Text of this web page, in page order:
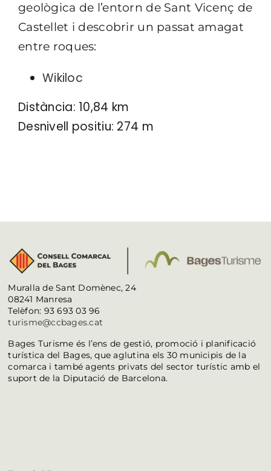
geològica de l’entorn de Sant Vicenç de
Castellet i descobrir un passat amagat
entre roques:
Wikiloc
Distància: 10,84 km
Desnivell positiu: 274 m
Muralla de Sant Domènec, 24
08241 Manresa
Telèfon: 93 693 03 96
turisme@ccbages.cat
Bages Turisme és l’ens de gestió, promoció i planificació
turística del Bages, que aglutina els 30 municipis de la
comarca i també agents privats del sector turístic amb el
suport de la Diputació de Barcelona.